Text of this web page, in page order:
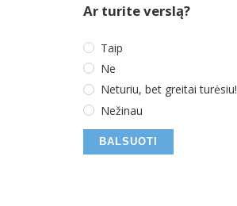
Ar turite verslą?
Taip
Ne
Neturiu, bet greitai turėsiu!
Nežinau